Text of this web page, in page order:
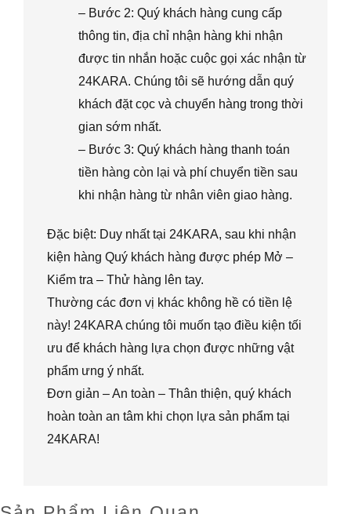
– Bước 2: Quý khách hàng cung cấp
thông tin, địa chỉ nhận hàng khi nhận
được tin nhắn hoặc cuộc gọi xác nhận từ
24KARA. Chúng tôi sẽ hướng dẫn quý
khách đặt cọc và chuyển hàng trong thời
gian sớm nhất.
– Bước 3: Quý khách hàng thanh toán
tiền hàng còn lại và phí chuyển tiền sau
khi nhận hàng từ nhân viên giao hàng.
Đặc biệt: Duy nhất tại 24KARA, sau khi nhận
kiện hàng Quý khách hàng được phép Mở –
Kiểm tra – Thử hàng lên tay.
Thường các đơn vị khác không hề có tiền lệ
này! 24KARA chúng tôi muốn tạo điều kiện tối
ưu để khách hàng lựa chọn được những vật
phẩm ưng ý nhất.
Đơn giản – An toàn – Thân thiện, quý khách
hoàn toàn an tâm khi chọn lựa sản phẩm tại
24KARA!